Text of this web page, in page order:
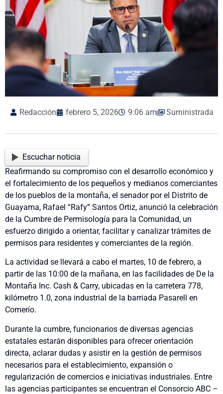
Redacción febrero 5, 2026 9:06 am Suministrada
Escuchar noticia
Reafirmando su compromiso con el desarrollo económico y
el fortalecimiento de los pequeños y medianos comerciantes
de los pueblos de la montaña, el senador por el Distrito de
Guayama, Rafael “Rafy” Santos Ortiz, anunció la celebración
de la Cumbre de Permisología para la Comunidad, un
esfuerzo dirigido a orientar, facilitar y canalizar trámites de
permisos para residentes y comerciantes de la región.
La actividad se llevará a cabo el martes, 10 de febrero, a
partir de las 10:00 de la mañana, en las facilidades de De la
Montaña Inc. Cash & Carry, ubicadas en la carretera 778,
kilómetro 1.0, zona industrial de la barriada Pasarell en
Comerío.
Durante la cumbre, funcionarios de diversas agencias
estatales estarán disponibles para ofrecer orientación
directa, aclarar dudas y asistir en la gestión de permisos
necesarios para el establecimiento, expansión o
regularización de comercios e iniciativas industriales. Entre
las agencias participantes se encuentran el Consorcio ABC –